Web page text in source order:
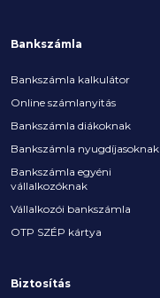
Bankszámla
Bankszámla kalkulátor
Online számlanyitás
Bankszámla diákoknak
Bankszámla nyugdíjasoknak
Bankszámla egyéni
vállalkozóknak
Vállalkozói bankszámla
OTP SZÉP kártya
Biztosítás